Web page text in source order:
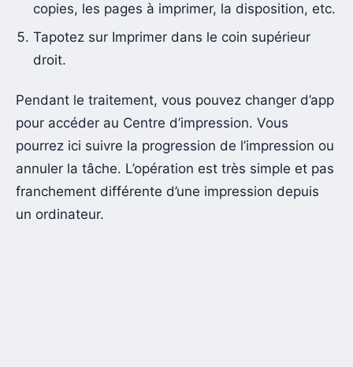
copies, les pages à imprimer, la disposition, etc.
Tapotez sur Imprimer dans le coin supérieur
droit.
Pendant le traitement, vous pouvez changer d’app
pour accéder au Centre d’impression. Vous
pourrez ici suivre la progression de l’impression ou
annuler la tâche. L’opération est très simple et pas
franchement différente d’une impression depuis
un ordinateur.